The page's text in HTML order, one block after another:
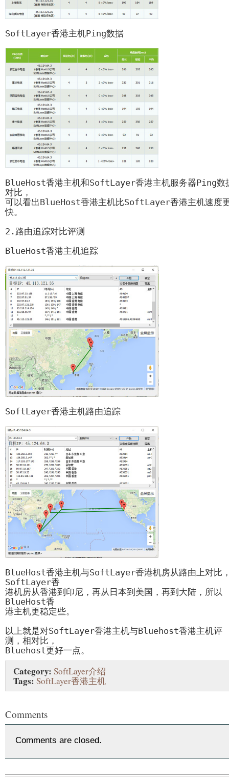
SoftLayer香港主机Ping数据
BlueHost香港主机和SoftLayer香港主机服务器Ping数
对比，
可以看出BlueHost香港主机比SoftLayer香港主机速度
快。
2.路由追踪对比评测
BlueHost香港主机追踪
SoftLayer香港主机路由追踪
BlueHost香港主机与SoftLayer香港机房从路由上对比
SoftLayer香
港机房从香港到印尼，再从日本到美国，再到大陆，所以
BlueHost香
港主机更稳定些。
以上就是对SoftLayer香港主机与Bluehost香港主机评
测，相对比，
Bluehost更好一点。
Category: SoftLayer介绍
Tags:SoftLayer香港主机
Comments
Comments are closed.